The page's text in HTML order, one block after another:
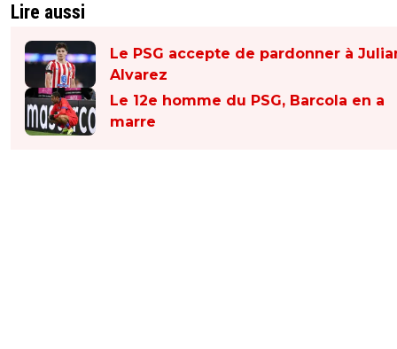
Lire aussi
Le PSG accepte de pardonner à
Alvarez
Le 12e homme du PSG, Barcola en a
marre